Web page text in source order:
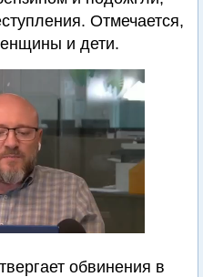
Отмечается,
и дети.
обвинения в